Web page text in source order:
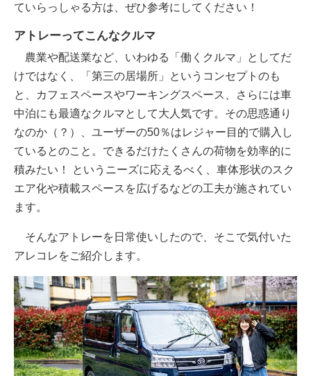
ていらっしゃる方は、ぜひ参考にしてください！
アトレーってこんなクルマ
農業や配送業など、いわゆる「働くクルマ」としてだ
けではなく、「第三の居場所」というコンセプトのも
と、カフェスペースやワーキングスペース、さらには車
中泊にも最適なクルマとして大人気です。その思惑通り
なのか（？）、ユーザーの50％はレジャー目的で購入し
ているとのこと。できるだけたくさんの荷物を効率的に
積みたい！ というニーズに応えるべく、車体形状のスク
エア化や積載スペースを広げるなどの工夫が施されてい
ます。
そんなアトレーを日常使いしたので、そこで気付いた
アレコレをご紹介します。